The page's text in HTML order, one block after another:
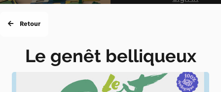
Retour
Le genêt belliqueux